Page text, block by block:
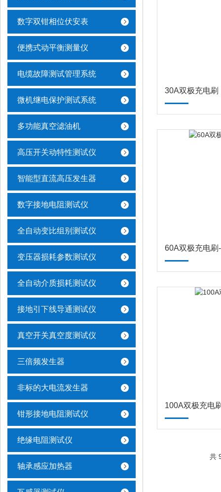
数字双钳相位伏安表
便携式动平衡测量仪
电缆故障测试管理系统
微机继电保护测试系统
多功能真空滤油机
高压开关动特性测试仪
智能型直流高压发生器
数字接地电阻测试仪
全自动变比组别测试仪
变压器损耗参数测试仪
全自动介质损耗测试仪
接地引下线导通测试仪
真空开关真空度测试仪
三倍频发生器
非标的大电流发生器
钳形接地电阻测试仪
绝缘电阻测试仪
轴承感应加热器
30A双极充电刷
60A双极充电刷
100A双极充电
共